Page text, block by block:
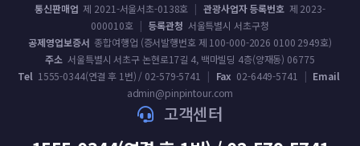
통신판매업 제 2021-서울서초-0138호 | 관광사업자 등록번호 제 2023-
000010호 | 등록관청 서울특별시 서초구청
공제영업보증서 종합여행업 (증서발행번호 제 100-000-2026 0100 2949호)
주소 서울특별시 서초구 논현로17길 4, 백마빌딩 4층(양재동) 06775
Tel 1555-0344(연결 후 1번) / 02-579-5741 | Fax 02-6449-5741 | Email
admin@pinpintour.com
고객센터